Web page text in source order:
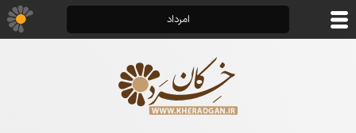
امرداد